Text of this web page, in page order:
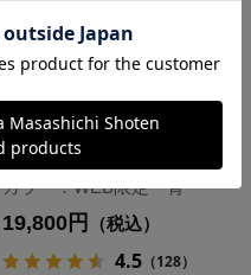
播州織の高密度テー
パードパンツ
カラー：WEB限定 青
19,800円 （税込）
4.5（128）